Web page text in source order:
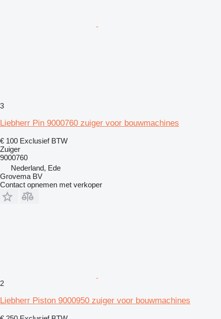
3
Liebherr Pin 9000760 zuiger voor bouwmachines
€ 100 Exclusief BTW
Zuiger
9000760
Nederland, Ede
Grovema BV
Contact opnemen met verkoper
2
Liebherr Piston 9000950 zuiger voor bouwmachines